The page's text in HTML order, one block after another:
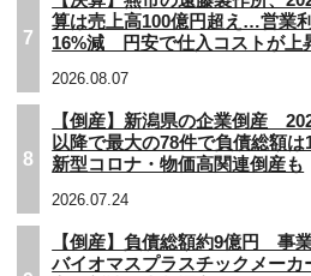
7
算は売上高100億円超え…営業
16%減 円安で仕入コストが上
2026.08.07
8
【倒産】新潟県の企業倒産
以降で最大の78件で負債総額
新型コロナ・物価高関連倒産も
2026.07.24
【倒産】負債総額約9億円 事
バイオマスプラスチックメーカ